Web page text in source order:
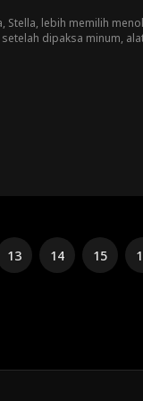
lebih memilih
dipaksa minum,
13 14 15